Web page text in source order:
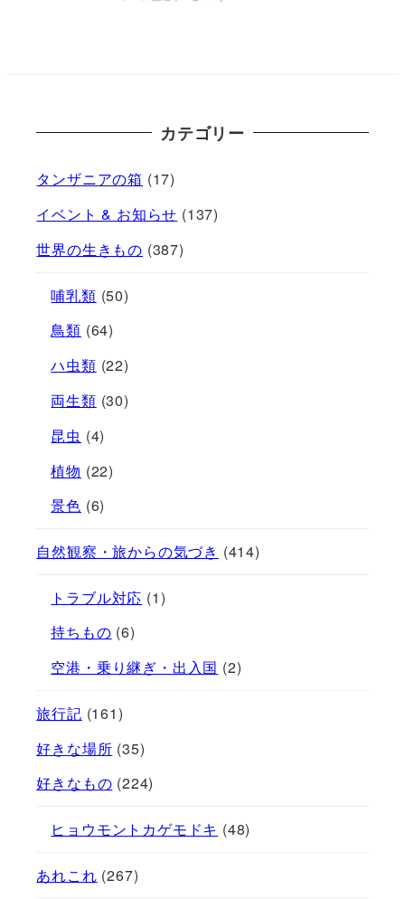
カテゴリー
タンザニアの箱 (17)
イベント & お知らせ (137)
世界の生きもの (387)
哺乳類 (50)
鳥類 (64)
ハ虫類 (22)
両生類 (30)
昆虫 (4)
植物 (22)
景色 (6)
自然観察・旅からの気づき (414)
トラブル対応 (1)
持ちもの (6)
空港・乗り継ぎ・出入国 (2)
旅行記 (161)
好きな場所 (35)
好きなもの (224)
ヒョウモントカゲモドキ (48)
あれこれ (267)